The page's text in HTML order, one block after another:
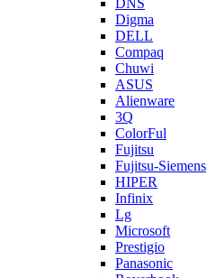
DNS
Digma
DELL
Compaq
Chuwi
ASUS
Alienware
3Q
ColorFul
Fujitsu
Fujitsu-Siemens
HIPER
Infinix
Lg
Microsoft
Prestigio
Panasonic